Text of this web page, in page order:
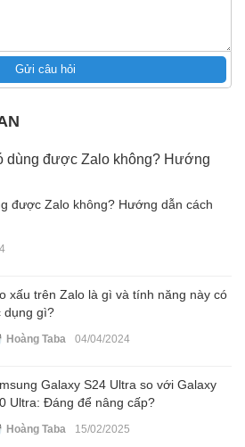
Gửi câu hỏi
được Zalo không? Hướng dẫn cách
xấu trên Zalo là gì và tính năng này có
dụng gì?
Hoàng Taba 04/04/2024
Galaxy S24 Ultra so với Galaxy
Ultra: Đáng để nâng cấp?
Hoàng Taba 15/02/2025